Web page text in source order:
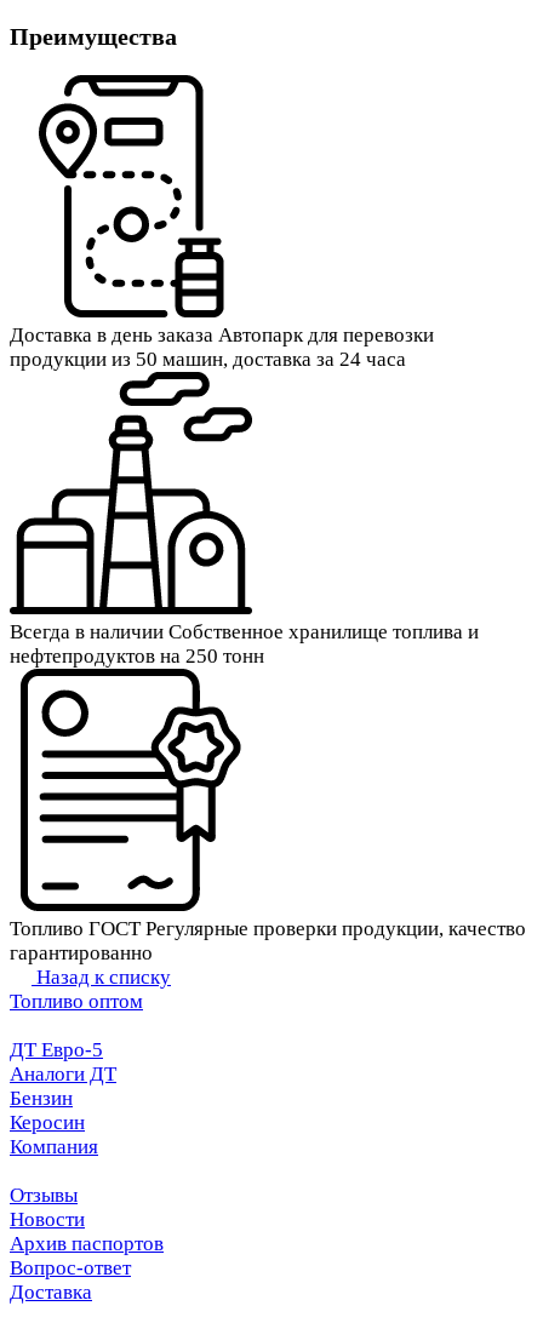
Преимущества
Доставка в день заказа Автопарк для перевозки
продукции из 50 машин, доставка за 24 часа
Всегда в наличии Собственное хранилище топлива и
нефтепродуктов на 250 тонн
Топливо ГОСТРегулярные проверки продукции, качество
гарантированно
Назад к списку
Топливо оптом
ДТ Евро-5
Аналоги ДТ
Бензин
Керосин
Компания
Отзывы
Новости
Архив паспортов
Вопрос-ответ
Доставка